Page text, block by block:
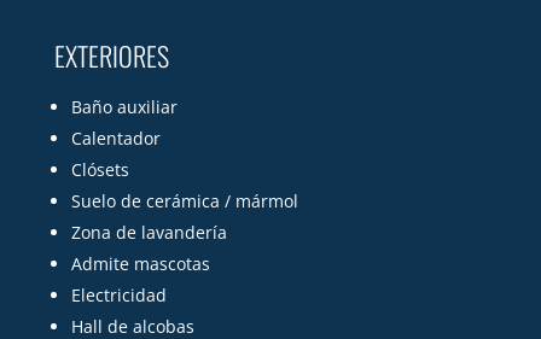
EXTERIORES
Baño auxiliar
Calentador
Clósets
Suelo de cerámica / mármol
Zona de lavandería
Admite mascotas
Electricidad
Hall de alcobas